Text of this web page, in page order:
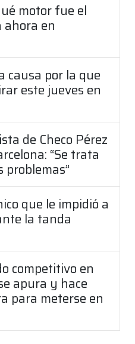
motor fue el
en
causa por la que
este jueves en
de Checo Pérez
“Se trata
que le impidió a
la tanda
competitivo en
apura y hace
para meterse en